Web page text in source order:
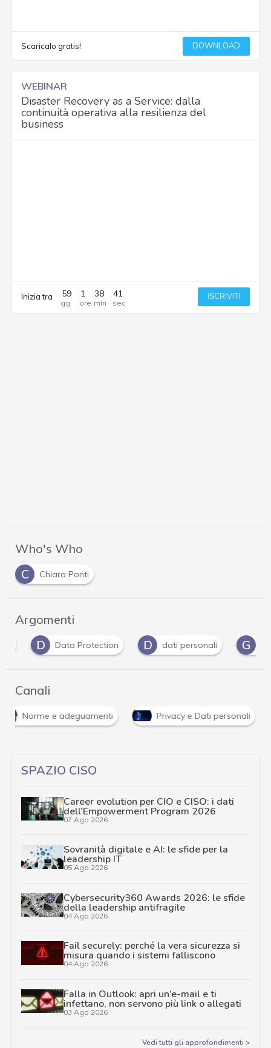
Scaricalo gratis! DOWNLOAD
WEBINAR
Disaster Recovery as a Service: dalla
continuità operativa alla resilienza del
business
Inizia tra 59 1 38 40 ISCRIVITI
Who's Who
C
Chiara Ponti
Argomenti
Data Protection dati personali Gdpr
Canali
Norme e adeguamenti Privacy e Dati personali
SPAZIO CISO
Career evolution per CIO e CISO: i dati
dell’Empowerment Program 2026
07 Ago 2026
Sovranità digitale e AI: le sfide per la
leadership IT
05 Ago 2026
Cybersecurity360 Awards 2026: le sfide
della leadership antifragile
04 Ago 2026
Fail securely: perché la vera sicurezza si
misura quando i sistemi falliscono
04 Ago 2026
Falla in Outlook: apri un’e-mail e ti
infettano, non servono più link o allegati
03 Ago 2026
Vedi tutti gli approfondimenti >